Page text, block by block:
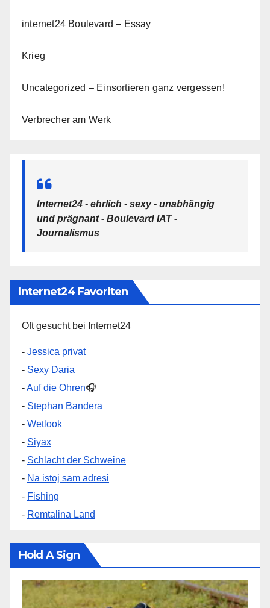
internet24 Boulevard – Essay
Krieg
Uncategorized – Einsortieren ganz vergessen!
Verbrecher am Werk
Internet24 - ehrlich - sexy - unabhängig
und prägnant - Boulevard IAT -
Journalismus
Internet24 Favoriten
Oft gesucht bei Internet24
- Jessica privat
- Sexy Daria
-Auf die Ohren🎧
- Stephan Bandera
- Wetlook
- Siyax
- Schlacht der Schweine
- Na istoj sam adresi
- Fishing
- Remtalina Land
Hold A Sign